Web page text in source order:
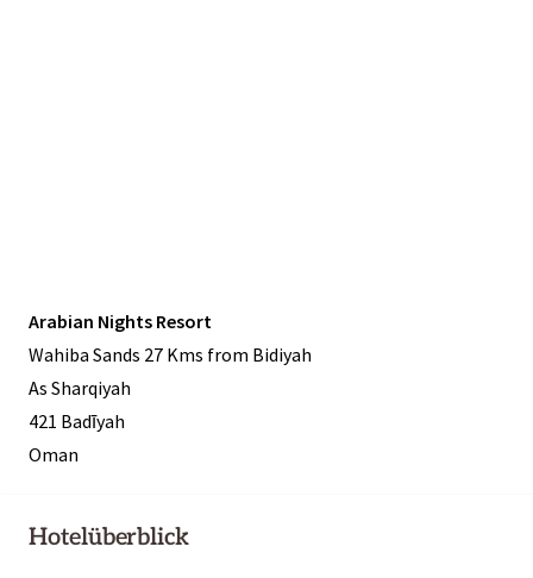
Arabian Nights Resort
Wahiba Sands 27 Kms from Bidiyah
As Sharqiyah
421 Badīyah
Oman
Hotelüberblick